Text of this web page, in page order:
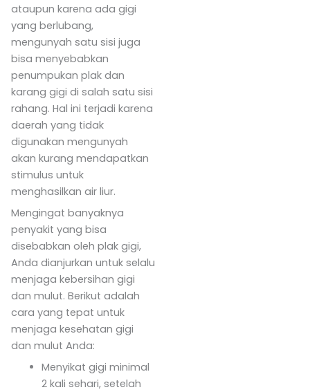
ataupun karena ada gigi
yang berlubang,
mengunyah satu sisi juga
bisa menyebabkan
penumpukan plak dan
karang gigi di salah satu sisi
rahang. Hal ini terjadi karena
daerah yang tidak
digunakan mengunyah
akan kurang mendapatkan
stimulus untuk
menghasilkan air liur.
Mengingat banyaknya
penyakit yang bisa
disebabkan oleh plak gigi,
Anda dianjurkan untuk selalu
menjaga kebersihan gigi
dan mulut. Berikut adalah
cara yang tepat untuk
menjaga kesehatan gigi
dan mulut Anda:
Menyikat gigi minimal
2 kali sehari, setelah